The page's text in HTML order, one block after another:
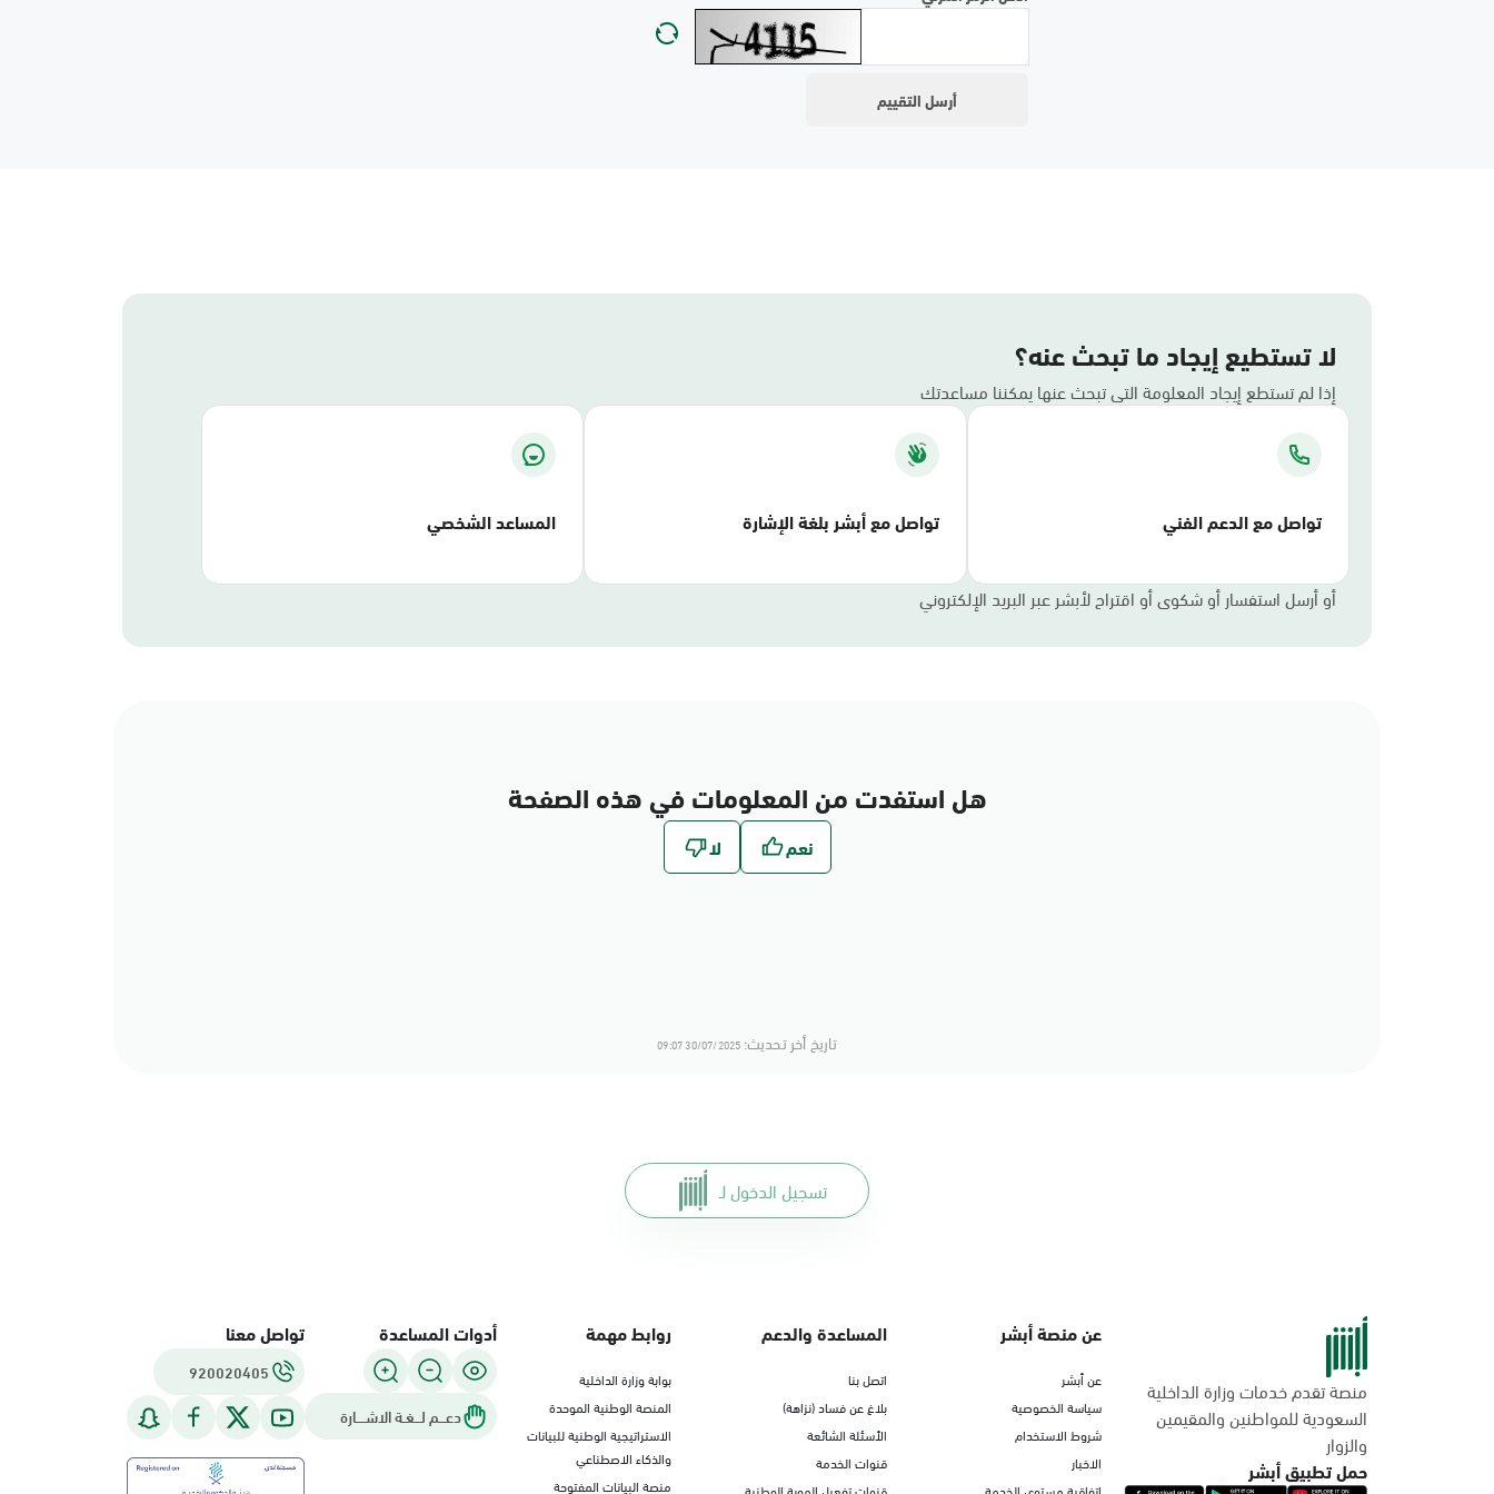
لا تستطيع إيجاد ما تبحث عنه؟
إذا لم تستطع إيجاد المعلومة التي تبحث عنها يمكننا مساعدتك
تواصل مع الدعم الفني تواصل مع أبشر بلغة الإشارة المساعد الشخصي
أو أرسل استفسار أو شكوى أو اقتراح لأبشر عبر البريد الإلكتروني
هل استفدت من المعلومات في هذه الصفحة
تاريخ أخر تحديث: 30/07/2025 09:07
تسجيل الدخول لـ
منصة تقدم خدمات وزارة الداخلية
السعودية للمواطنين والمقيمين
والزوار
حمل تطبيق أبشر
عن منصة أبشر
عن أبشر
سياسة الخصوصية
شروط الاستخدام
الاخبار
المساعدة والدعم
اتصل بنا
بلاغ عن فساد (نزاهة)
الأسئلة الشائعة
قنوات الخدمة
روابط مهمة
بوابة وزارة الداخلية
المنصة الوطنية الموحدة
الاستراتيجية الوطنية للبيانات
والذكاء الاصطناعي
منصة البيانات المفتوحة
أدوات المساعدة
دعـــم لـــغـة الاشــــارة
تواصل معنا
920020405